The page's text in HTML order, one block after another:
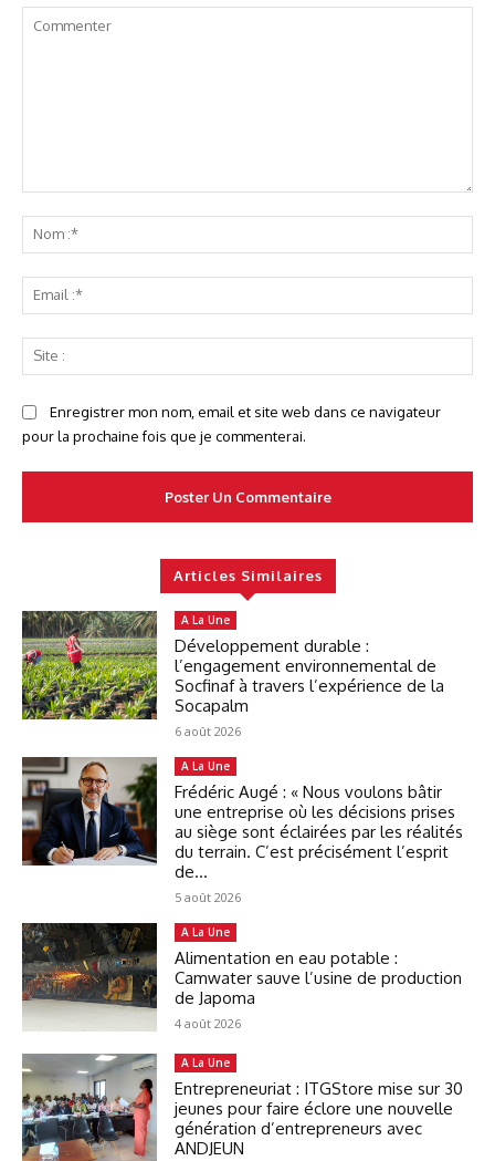
:*
:*
:
Enregistrer mon nom, email et site web dans ce navigateur
pour la prochaine fois que je commenterai.
Articles Similaires
A La Une
Développement durable :
l’engagement environnemental de
Socfinaf à travers l’expérience de la
Socapalm
6 août 2026
A La Une
Frédéric Augé : « Nous voulons bâtir
une entreprise où les décisions prises
au siège sont éclairées par les réalités
du terrain. C’est précisément l’esprit
de...
5 août 2026
A La Une
Alimentation en eau potable :
Camwater sauve l’usine de production
de Japoma
4 août 2026
A La Une
Entrepreneuriat : ITGStore mise sur 30
jeunes pour faire éclore une nouvelle
génération d’entrepreneurs avec
ANDJEUN